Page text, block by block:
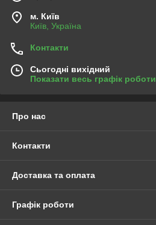
м. Київ
Київ, Україна
Контакти
Сьогодні вихідний
Показати весь графік роботи
Про нас
Контакти
Доставка та оплата
Графік роботи